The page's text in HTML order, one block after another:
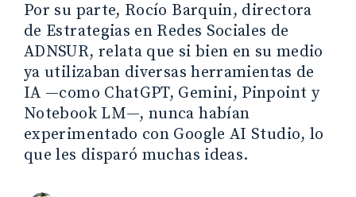
Por su parte, Rocío Barquin, directora
de Estrategias en Redes Sociales de
ADNSUR, relata que si bien en su medio
ya utilizaban diversas herramientas de
IA —como ChatGPT, Gemini, Pinpoint y
Notebook LM—, nunca habían
experimentado con Google AI Studio, lo
que les disparó muchas ideas.